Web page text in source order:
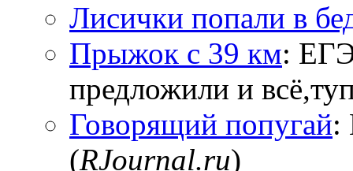
Лисички попали в
Прыжок с 39 км:
предложили и
Говорящий попугай:
(RJournal.ru)